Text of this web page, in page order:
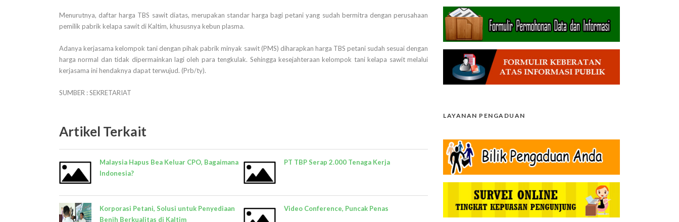
Menurutnya, daftar harga TBS sawit diatas, merupakan standar harga bagi petani yang sudah bermitra dengan perusahaan
pemilik pabrik kelapa sawit di Kaltim, khususnya kebun plasma.
Adanya kerjasama kelompok tani dengan pihak pabrik minyak sawit (PMS) diharapkan harga TBS petani sudah sesuai dengan
harga normal dan tidak dipermainkan lagi oleh para tengkulak. Sehingga kesejahteraan kelompok tani kelapa sawit melalui
kerjasama ini hendaknya dapat terwujud. (Prb/ty).
SUMBER : SEKRETARIAT
Artikel Terkait
Malaysia Hapus Bea Keluar CPO, Bagaimana
Indonesia?
Korporasi Petani, Solusi untuk Penyediaan
Benih Berkualitas di Kaltim
PT TBP Serap 2.000 Tenaga Kerja
Video Conference, Puncak Penas
LAYANAN PENGADUAN